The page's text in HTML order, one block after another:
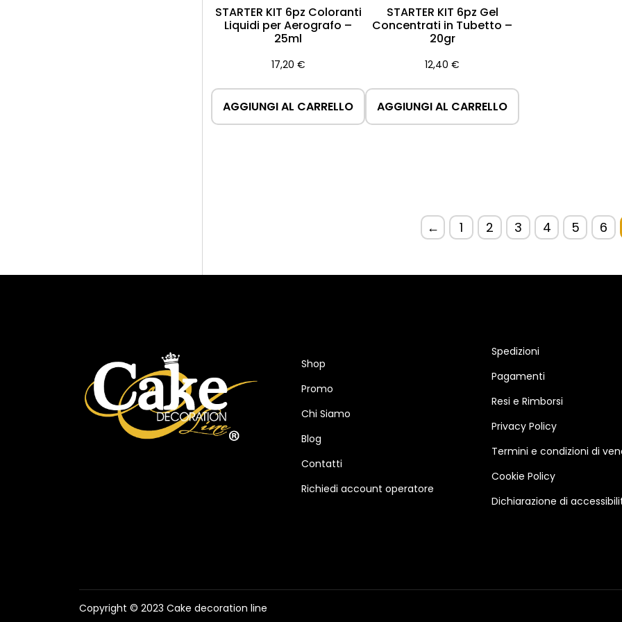
STARTER KIT 6pz Coloranti
Liquidi per Aerografo –
25ml
17,20 €
AGGIUNGI AL CARRELLO
STARTER KIT 6pz Gel
Concentrati in Tubetto –
20gr
12,40€
AGGIUNGI AL CARRELLO
← 1 2 3 4 5 6
Shop
Promo
Chi Siamo
Blog
Contatti
Richiedi account operatore
Spedizioni
Pagamenti
Resi e Rimborsi
Privacy Policy
Termini e condizioni di
Cookie Policy
Dichiarazione di
Copyright © 2023 Cake decoration line